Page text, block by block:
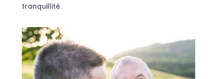
tranquillité.